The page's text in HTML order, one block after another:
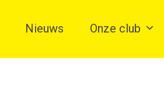
Nieuws Onze club